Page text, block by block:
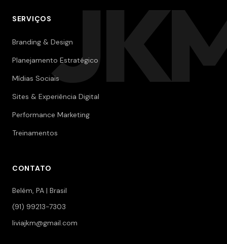
SERVIÇOS
Branding & Design
Planejamento Estratégico
Mídias Sociais
Sites & Experiência Digital
Performance Marketing
Treinamentos
CONTATO
Belém, PA | Brasil
(91) 99213-7303
liviajkm@gmail.com